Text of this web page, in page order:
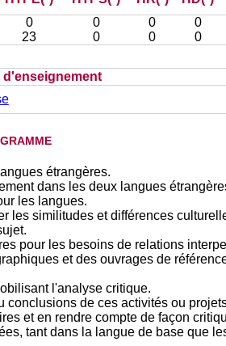
0 0 0 0
23 0 0 0
d'enseignement
étrangères.
dans les deux langues
les langues.
les similitudes et différences
pour les besoins de relations
et des ouvrages de
l'analyse critique.
conclusions de ces activités ou
et en rendre compte de façon
tant dans la langue de base que